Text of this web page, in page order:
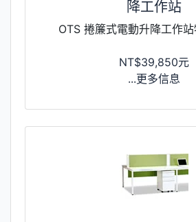
降工作站
OTS 捲簾式電動升降工作
NT$39,850元
...更多信息